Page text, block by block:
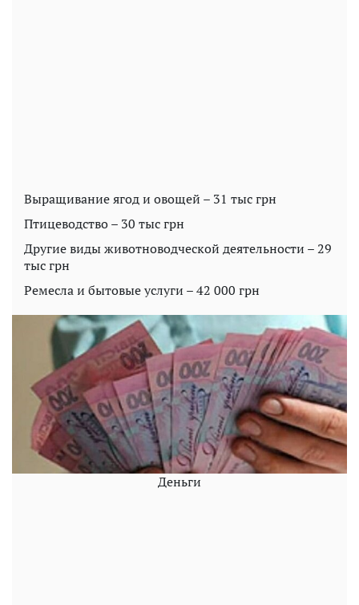
Выращивание ягод и овощей – 31 тыс грн
Птицеводство – 30 тыс грн
Другие виды животноводческой деятельности – 29
тыс грн
Ремесла и бытовые услуги – 42 000 грн
Деньги